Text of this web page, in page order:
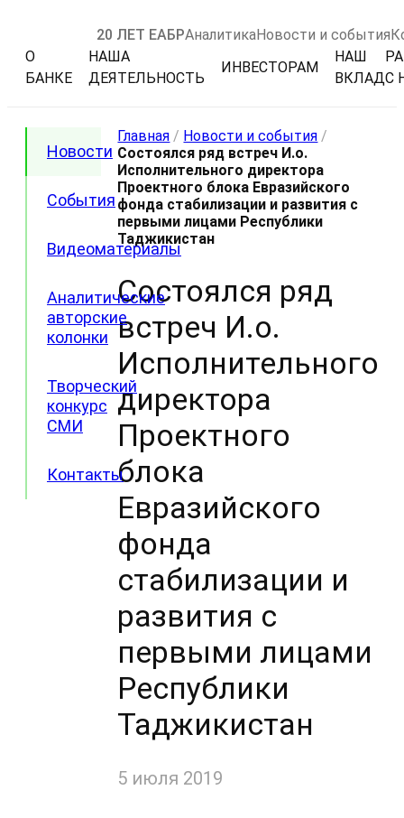
20 ЛЕТ ЕАБРАналитикаНовости и события
О
БАНКЕ
НАША
ДЕЯТЕЛЬНОСТЬ
ИНВЕСТОРАМ
НАШ
ВКЛАДС
Новости
События
Видеоматериалы
Аналитические
авторские
колонки
Творческий
конкурс
СМИ
Контакты
Главная / Новости и события /
Состоялся ряд встреч И.о.
Исполнительного директора
Проектного блока Евразийского
фонда стабилизации и развития с
первыми лицами Республики
Таджикистан
Состоялся ряд
встреч И.о.
Исполнительного
директора
Проектного
блока
Евразийского
фонда
стабилизации и
развития с
первыми лицами
Республики
Таджикистан
5 июля 2019